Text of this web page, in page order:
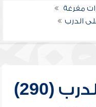
مفرغة
الدرب
(290)